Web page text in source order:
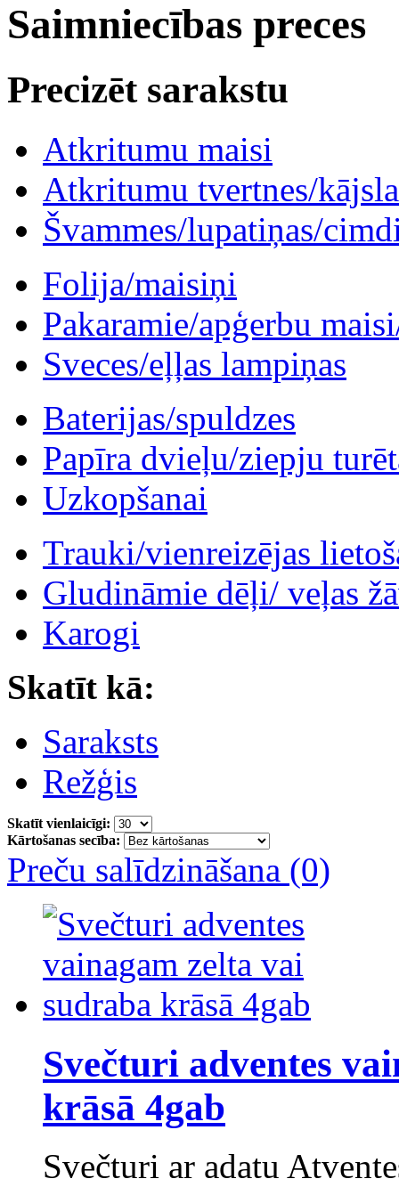
Saimniecības preces
Precizēt sarakstu
Atkritumu maisi
Atkritumu tvertnes/
Švammes/lupatiņas/
Folija/maisiņi
Pakaramie/apģerbu
Sveces/eļļas lampiņas
Baterijas/spuldzes
Papīra dvieļu/ziepju
Uzkopšanai
Trauki/vienreizējas
Gludināmie dēļi/ veļas
Karogi
Skatīt kā:
Saraksts
Režģis
Skatīt vienlaicīgi:
Kārtošanas secība:
Preču salīdzināšana (0)
Svečturi adventes
krāsā 4gab
Svečturi ar adatu